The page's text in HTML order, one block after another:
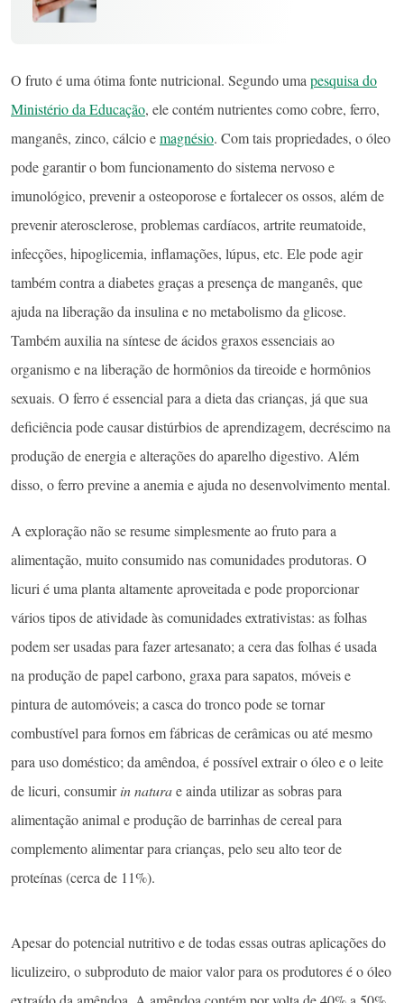
O fruto é uma ótima fonte nutricional. Segundo uma pesquisa do
Ministério da Educação, ele contém nutrientes como cobre, ferro,
manganês, zinco, cálcio emagnésio. Com tais propriedades, o óleo
pode garantir o bom funcionamento do sistema nervoso e
imunológico, prevenir a osteoporose e fortalecer os ossos, além de
prevenir aterosclerose, problemas cardíacos, artrite reumatoide,
infecções, hipoglicemia, inflamações, lúpus, etc. Ele pode agir
também contra a diabetes graças a presença de manganês, que
ajuda na liberação da insulina e no metabolismo da glicose.
Também auxilia na síntese de ácidos graxos essenciais ao
organismo e na liberação de hormônios da tireoide e hormônios
sexuais. O ferro é essencial para a dieta das crianças, já que sua
deficiência pode causar distúrbios de aprendizagem, decréscimo na
produção de energia e alterações do aparelho digestivo. Além
disso, o ferro previne a anemia e ajuda no desenvolvimento mental.
A exploração não se resume simplesmente ao fruto para a
alimentação, muito consumido nas comunidades produtoras. O
licuri é uma planta altamente aproveitada e pode proporcionar
vários tipos de atividade às comunidades extrativistas: as folhas
podem ser usadas para fazer artesanato; a cera das folhas é usada
na produção de papel carbono, graxa para sapatos, móveis e
pintura de automóveis; a casca do tronco pode se tornar
combustível para fornos em fábricas de cerâmicas ou até mesmo
para uso doméstico; da amêndoa, é possível extrair o óleo e o leite
de licuri, consumirin naturae ainda utilizar as sobras para
alimentação animal e produção de barrinhas de cereal para
complemento alimentar para crianças, pelo seu alto teor de
proteínas (cerca de 11%).
Apesar do potencial nutritivo e de todas essas outras aplicações do
liculizeiro, o subproduto de maior valor para os produtores é o óleo